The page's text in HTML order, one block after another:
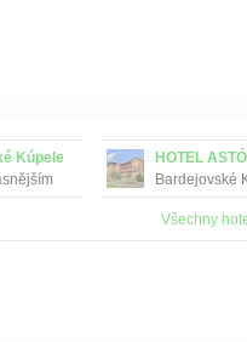
Kúpele
HOTEL
Bardejovské
lázeňským
Proslavili se
minerálními
Všechny